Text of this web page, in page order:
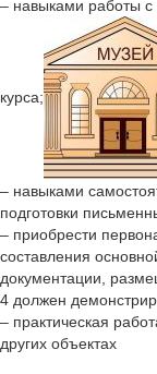
– навыками работы с
курса;
– навыками
подготовки
– приобрести
составления
документации,
4 должен
– практическая
других объектах